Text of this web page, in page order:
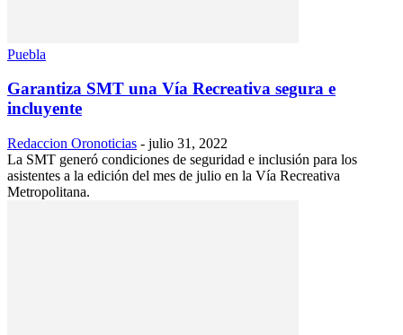
Puebla
Garantiza SMT una Vía Recreativa segura e
incluyente
Redaccion Oronoticias - julio 31, 2022
La SMT generó condiciones de seguridad e inclusión para los
asistentes a la edición del mes de julio en la Vía Recreativa
Metropolitana.